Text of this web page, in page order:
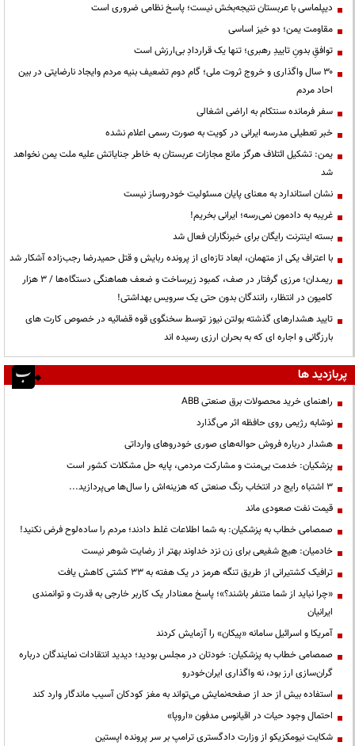
دیپلماسی با عربستان نتیجه‌بخش نیست؛ پاسخ نظامی ضروری است
مقاومت یمن؛ دو خیز اساسی
توافقِ بدونِ تاییدِ رهبری؛ تنها یک قراردادِ بی‌ارزش است
۳۰ سال واگذاری و خروج ثروت ملی؛ گام دوم تضعیف بنیه مردم وایجاد نارضایتی در بین
احاد مردم
سفر فرمانده سنتکام به اراضی اشغالی
خبر تعطیلی مدرسه ایرانی در کویت به صورت رسمی اعلام نشده
یمن: تشکیل ائتلاف هرگز مانع مجازات عربستان به خاطر جنایاتش علیه ملت یمن نخواهد
شد
نشان استاندارد به معنای پایان مسئولیت خودروساز نیست
غریبه به دادمون نمی‌رسه؛ ایرانی بخریم!
بسته اینترنت رایگان برای خبرنگاران فعال شد
با اعتراف یکی از متهمان، ابعاد تازه‌ای از پرونده ربایش و قتل حمیدرضا رجب‌زاده آشکار شد
ریمـدان؛ مرزی گرفتار در صف، کمبود زیرساخت و ضعف هماهنگی دستگاه‌ها / ۳ هزار
کامیون در انتظار، رانندگان بدون حتی یک سرویس بهداشتی!
تایید هشدارهای گذشته بولتن نیوز توسط سخنگوی قوه قضائیه در خصوص کارت های
بارزگانی و اجاره ای که به بحران ارزی رسیده اند
پربازدید ها
راهنمای خرید محصولات برق صنعتی ABB
نوشابه رژیمی روی حافظه اثر می‌گذارد
هشدار درباره فروش حواله‌های صوری خودروهای وارداتی
پزشکیان: خدمت بی‌منت و مشارکت مردمی، پایه حل مشکلات کشور است
3 اشتباه رایج در انتخاب رنگ صنعتی که هزینه‌اش را سال‌ها می‌پردازید...
قیمت نفت صعودی ماند
صمصامی خطاب به پزشکیان: به شما اطلاعات غلط دادند؛ مردم را ساده‌لوح فرض نکنید!
خادمیان: هیچ شفیعی برای زن نزد خداوند بهتر از رضایت شوهر نیست
ترافیک کشتیرانی از طریق تنگه هرمز در یک هفته به ۳۳ کشتی کاهش یافت
«چرا نباید از شما متنفر باشند؟»؛ پاسخ معنادار یک کاربر خارجی به قدرت و توانمندی
ایرانیان
آمریکا و اسرائیل سامانه «پیکان» را آزمایش کردند
صمصامی خطاب به پزشکیان: خودتان در مجلس بودید؛ دیدید انتقادات نمایندگان درباره
گران‌سازی ارز بود، نه واگذاری ایران‌خودرو
استفاده بیش از حد از صفحه‌نمایش می‌تواند به مغز کودکان آسیب ماندگار وارد کند
احتمال وجود حیات در اقیانوس مدفون «اروپا»
شکایت نیومکزیکو از وزارت دادگستری ترامپ بر سر پرونده اپستین